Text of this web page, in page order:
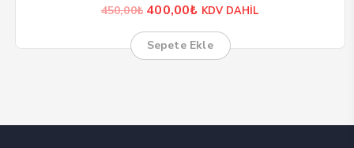
450,00₺ Orijinal
fiyat:
450,00₺.
400,00₺ Şu
andaki
fiyat:
400,00₺.
KDV DAHİL
Sepete Ekle